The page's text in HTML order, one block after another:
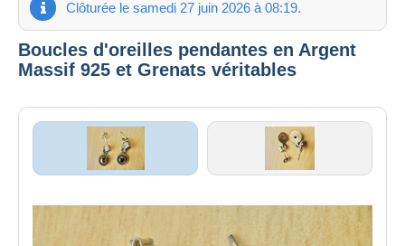
Clôturée le samedi 27 juin 2026 à 08:19.
Boucles d'oreilles pendantes en Argent
Massif 925 et Grenats véritables